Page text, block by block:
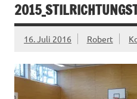
16. Juli 2016 Robert